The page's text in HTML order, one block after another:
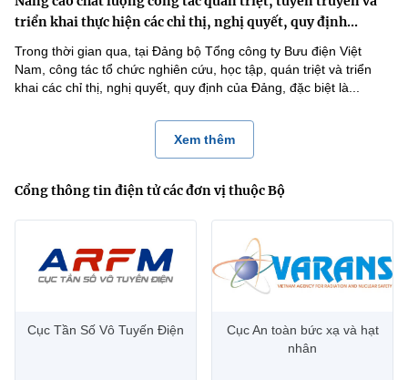
triển khai thực hiện các chỉ thị, nghị quyết, quy định...
Trong thời gian qua, tại Đảng bộ Tổng công ty Bưu điện Việt
Nam, công tác tổ chức nghiên cứu, học tập, quán triệt và triển
khai các chỉ thị, nghị quyết, quy định của Đảng, đặc biệt là...
Xem thêm
Cổng thông tin điện tử các đơn vị thuộc Bộ
Cục Tần Số Vô Tuyến Điện
Cục An toàn bức xạ và hạt
nhân